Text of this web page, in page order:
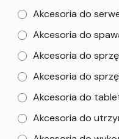
Akcesoria do
Akcesoria do
Akcesoria do
Akcesoria do
Akcesoria do
Akcesoria do